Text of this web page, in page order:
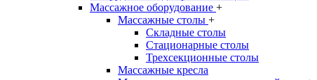
Массажное оборудование +
Массажные столы +
Складные столы
Стационарные столы
Трехсекционные столы
Массажные кресла